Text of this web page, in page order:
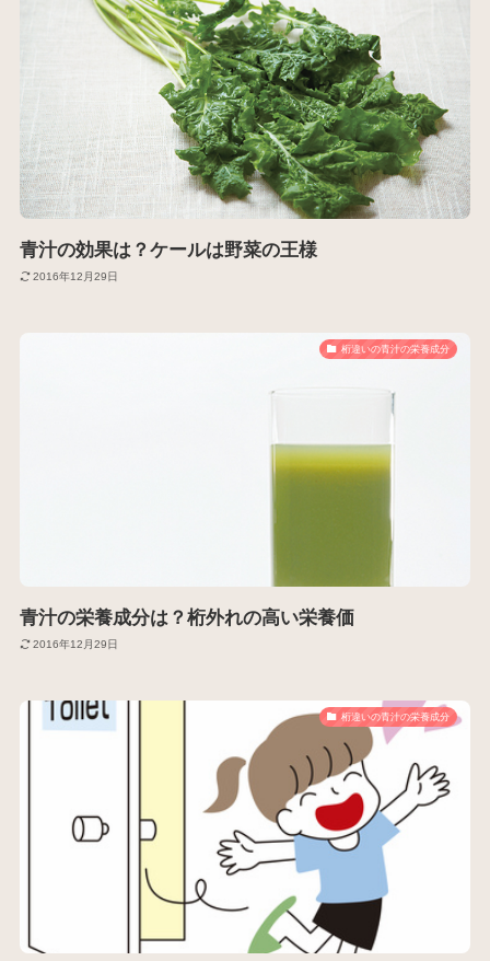
青汁の効果は？ケールは野菜の王様
2016年12月29日
桁違いの青汁の栄養成分
青汁の栄養成分は？桁外れの高い栄養価
2016年12月29日
桁違いの青汁の栄養成分